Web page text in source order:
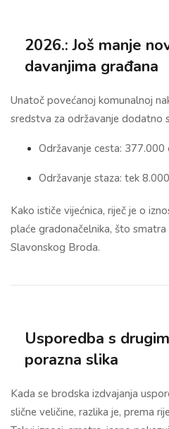
2026.: Još manje
davanjima građana
Unatoč povećanoj komunalnoj
sredstva za održavanje dodatno
Održavanje cesta: 377.000
Održavanje staza: tek
Kako ističe vijećnica, riječ je o
plaće gradonačelnika, što
Slavonskog Broda.
Usporedba s
porazna slika
Kada se brodska izdvajanja
slične veličine, razlika je, prema